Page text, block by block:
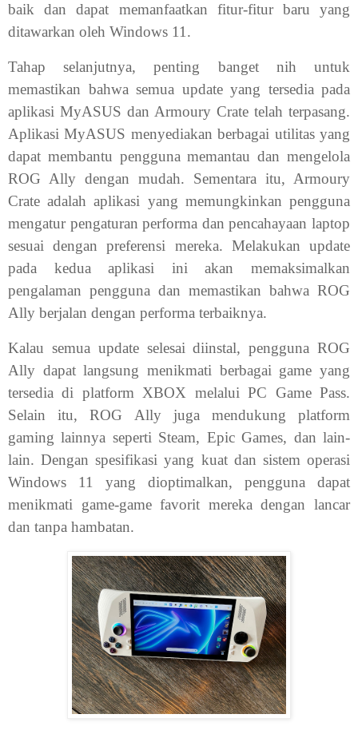
baik dan dapat memanfaatkan fitur-fitur baru yang
ditawarkan oleh Windows 11.
Tahap selanjutnya, penting banget nih untuk
memastikan bahwa semua update yang tersedia pada
aplikasi MyASUS dan Armoury Crate telah terpasang.
Aplikasi MyASUS menyediakan berbagai utilitas yang
dapat membantu pengguna memantau dan mengelola
ROG Ally dengan mudah. Sementara itu, Armoury
Crate adalah aplikasi yang memungkinkan pengguna
mengatur pengaturan performa dan pencahayaan laptop
sesuai dengan preferensi mereka. Melakukan update
pada kedua aplikasi ini akan memaksimalkan
pengalaman pengguna dan memastikan bahwa ROG
Ally berjalan dengan performa terbaiknya.
Kalau semua update selesai diinstal, pengguna ROG
Ally dapat langsung menikmati berbagai game yang
tersedia di platform XBOX melalui PC Game Pass.
Selain itu, ROG Ally juga mendukung platform
gaming lainnya seperti Steam, Epic Games, dan lain-
lain. Dengan spesifikasi yang kuat dan sistem operasi
Windows 11 yang dioptimalkan, pengguna dapat
menikmati game-game favorit mereka dengan lancar
dan tanpa hambatan.